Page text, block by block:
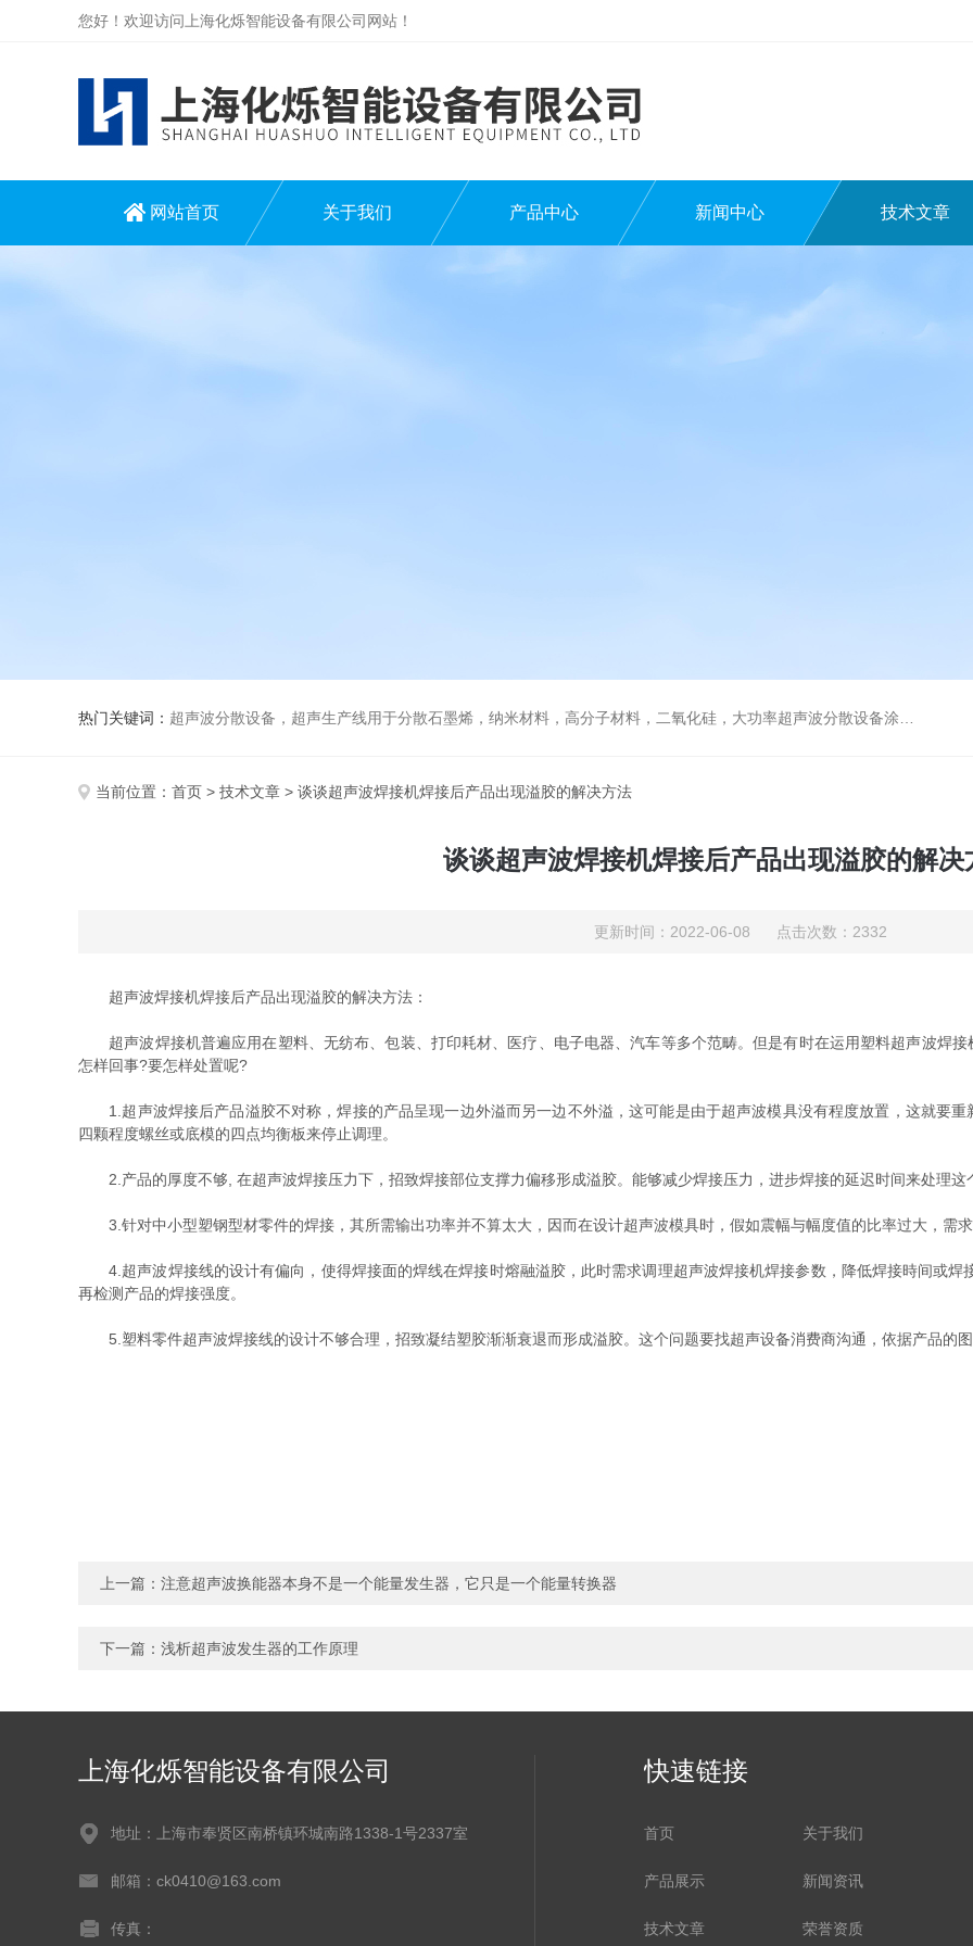
您好！欢迎访问上海化烁智能设备有限公司网站！
网站首页 关于我们 产品中心 新闻中心 技术文章
热门关键词： 超声波分散设备，超声生产线用于分散石墨烯，纳米材料，高分子材料，二氧化硅，大功率超声波分散设备涂料纳米材料石墨烯分散
当前位置： 首页 > 技术文章 > 谈谈超声波焊接机焊接后产品出现溢胶的解决方法
谈谈超声波焊接机焊接后产品出现溢胶的解决
更新时间：2022-06-08 点击次数：2332
超声波焊接机焊接后产品出现溢胶的解决方法：
超声波焊接机普遍应用在塑料、无纺布、包装、打印耗材、医疗、电子电器、汽车等多个范畴。但是有时在运用塑料超声波焊
怎样回事?要怎样处置呢?
1.超声波焊接后产品溢胶不对称，焊接的产品呈现一边外溢而另一边不外溢，这可能是由于超声波模具没有程度放置，这就要重
四颗程度螺丝或底模的四点均衡板来停止调理。
2.产品的厚度不够, 在超声波焊接压力下，招致焊接部位支撑力偏移形成溢胶。能够减少焊接压力，进步焊接的延迟时间来处理这
3.针对中小型塑钢型材零件的焊接，其所需输出功率并不算太大，因而在设计超声波模具时，假如震幅与幅度值的比率过大，需
4.超声波焊接线的设计有偏向，使得焊接面的焊线在焊接时熔融溢胶，此时需求调理超声波焊接机焊接参数，降低焊接時间或焊
再检测产品的焊接强度。
5.塑料零件超声波焊接线的设计不够合理，招致凝结塑胶渐渐衰退而形成溢胶。这个问题要找超声设备消费商沟通，依据产品的
上一篇： 注意超声波换能器本身不是一个能量发生器，它只是一个能量转换器
下一篇： 浅析超声波发生器的工作原理
上海化烁智能设备有限公司
地址：上海市奉贤区南桥镇环城南路1338-1号2337室
邮箱：ck0410@163.com
传真：
快速链接
首页 关于我们
产品展示 新闻资讯
技术文章 荣誉资质